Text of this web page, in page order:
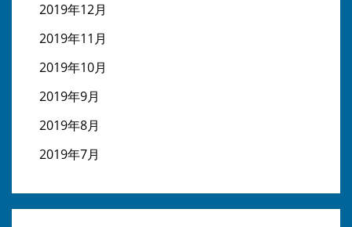
2019年12月
2019年11月
2019年10月
2019年9月
2019年8月
2019年7月